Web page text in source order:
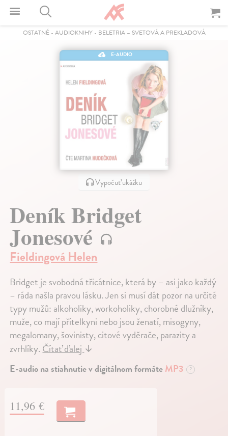
OSTATNÉ- AUDIOKNIHY- BELETRIA – SVETOVÁ A PREKLADOVÁ
E-AUDIO
Vypočuť ukážku
Deník Bridget
Jonesové
Fieldingová Helen
Bridget je svobodná třicátnice, která by – asi jako každý
– ráda našla pravou lásku. Jen si musí dát pozor na určité
typy mužů: alkoholiky, workoholiky, chorobné dlužníky,
muže, co mají přítelkyni nebo jsou ženatí, misogyny,
megalomany, šovinisty, citové vyděrače, parazity a
zvrhlíky.Čítať ďalej↓
E-audio na stiahnutie v digitálnom formáteMP3 ?
11,96 €